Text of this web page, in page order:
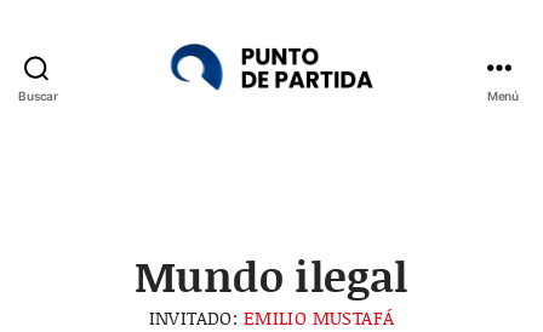
Buscar Menú
Mundo ilegal
INVITADO: EMILIO MUSTAFÁ